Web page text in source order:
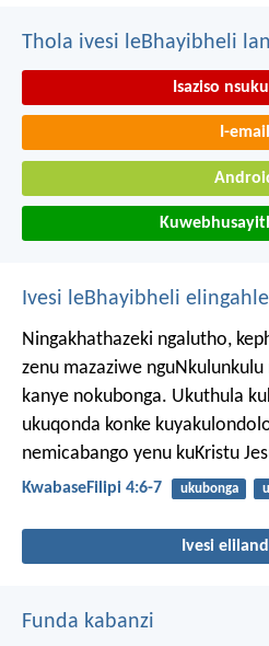
Thola ivesi leBhayibheli
Isaziso
I-email
Ivesi leBhayibheli
Ningakhathazeki ngalutho,
zenu mazaziwe
kanye nokubonga. Ukuthula
ukuqonda konke
nemicabango yenu kuKristu
KwabaseFilipi 4:6-7 ukubonga
Ivesi
Funda kabanzi